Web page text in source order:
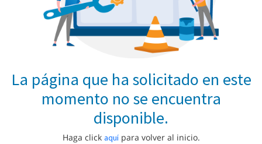
La página que ha solicitado en este
momento no se encuentra
disponible.
Haga click aquípara volver al inicio.